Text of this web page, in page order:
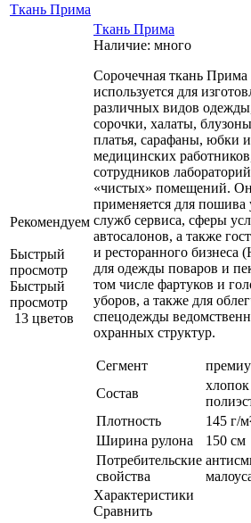
Ткань Прима
Рекомендуем
Быстрый
просмотр
Быстрый
просмотр
13 цветов
Ткань Прима
Наличие: много
Сорочечная ткань Прима
используется для
различных видов
сорочки, халаты,
платья, сарафаны, юбки
медицинских
сотрудников
«чистых» помещений.
применяется для
служб сервиса, сферы
автосалонов, а также
и ресторанного бизнеса
для одежды поваров и
том числе фартуков и
уборов, а также для
спецодежды
охранных структур.
Сегмент
Состав
Плотность
145 г/
Ширина рулона
150 см
Потребительские
свойства
Характеристики
Сравнить